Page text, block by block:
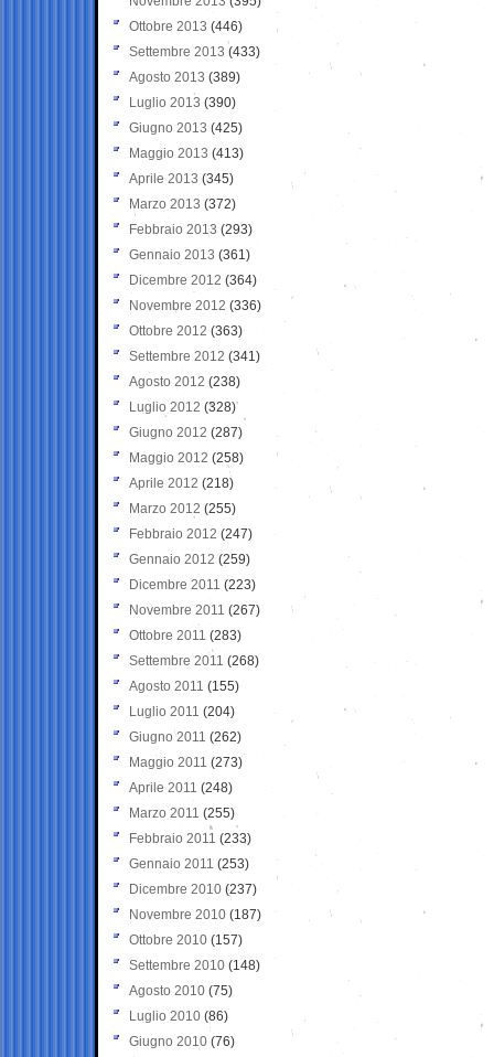
Ottobre 2013 (446)
Settembre 2013 (433)
Agosto 2013 (389)
Luglio 2013 (390)
Giugno 2013 (425)
Maggio 2013 (413)
Aprile 2013 (345)
Marzo 2013 (372)
Febbraio 2013 (293)
Gennaio 2013 (361)
Dicembre 2012 (364)
Novembre 2012 (336)
Ottobre 2012 (363)
Settembre 2012 (341)
Agosto 2012 (238)
Luglio 2012 (328)
Giugno 2012 (287)
Maggio 2012 (258)
Aprile 2012 (218)
Marzo 2012 (255)
Febbraio 2012 (247)
Gennaio 2012 (259)
Dicembre 2011 (223)
Novembre 2011 (267)
Ottobre 2011 (283)
Settembre 2011 (268)
Agosto 2011 (155)
Luglio 2011 (204)
Giugno 2011 (262)
Maggio 2011 (273)
Aprile 2011 (248)
Marzo 2011 (255)
Febbraio 2011 (233)
Gennaio 2011 (253)
Dicembre 2010 (237)
Novembre 2010 (187)
Ottobre 2010 (157)
Settembre 2010 (148)
Agosto 2010 (75)
Luglio 2010 (86)
Giugno 2010 (76)